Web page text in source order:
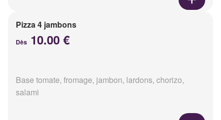
Pizza 4 jambons
Dès 10.00 €
Base tomate, fromage, jambon, lardons, chorizo,
salami